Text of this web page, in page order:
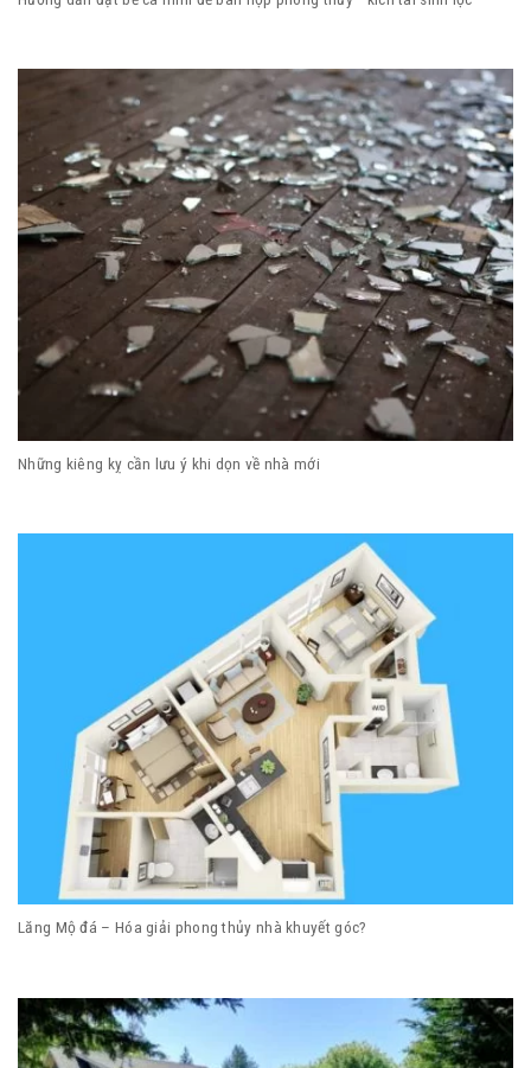
Những kiêng kỵ cần lưu ý khi dọn về nhà mới
Lăng Mộ đá – Hóa giải phong thủy nhà khuyết góc?